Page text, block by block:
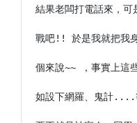
結果老闆打電話來，可
戰吧!! 於是我就把我
個來說~~ ，事實上這
如設下網羅、鬼計....